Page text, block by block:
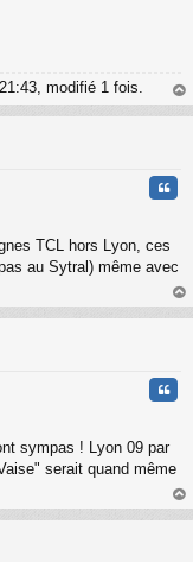
modifié 1 fois.
au
TCL hors Lyon, ces
au Sytral) même avec
au
sympas ! Lyon 09 par
serait quand même
au